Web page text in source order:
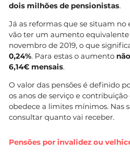
dois milhões de pensionistas.
Já as reformas que se situam no
vão ter um aumento
novembro de 2019, o que
0,24%. Para estas o aumento
6,14€ mensais.
O valor das pensões é definido
os anos de serviço e
obedece a limites mínimos. Nas
consultar quanto vai receber.
Pensões por invalidez ou